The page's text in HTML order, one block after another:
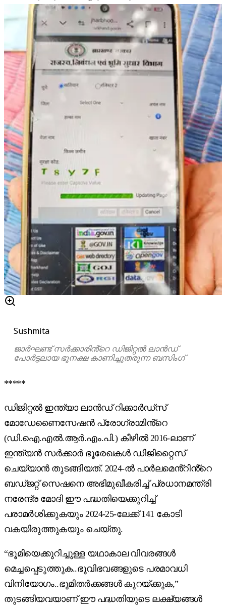
Sushmita
ജാർഘണ്ട് സർക്കാരിൻ്റെ ഡിജിറ്റൽ ലാൻഡ്
പോർട്ടലായ ഭൂനക്ഷ കാണിച്ചുതരുന്ന ബസിംഗ്
*****
ഡിജിറ്റൽ ഇന്ത്യാ ലാൻഡ് റിക്കാർഡ്സ്
മോഡേണൈസേഷൻ പ്രോഗ്രാമിൻ്റെ
(ഡി.ഐ.എൽ.ആർ.എം.പി.) കീഴിൽ 2016-ലാണ്
ഇന്ത്യൻ സർക്കാർ ഭൂരേഖകൾ ഡിജിറ്റൈസ്
ചെയ്യാൻ തുടങ്ങിയത്. 2024-ൽ പാർലമെൻ്റിൻ്റെ
ബഡ്ജറ്റ് സെഷനെ അഭിമുഖീകരിച്ച് പ്രധാനമന്ത്രി
നരേന്ദ്ര മോദി ഈ പദ്ധതിയെക്കുറിച്ച്
പരാമർശിക്കുകയും 2024-25-ലേക്ക് 141 കോടി
വകയിരുത്തുകയും ചെയ്തു.
“ഭൂമിയെക്കുറിച്ചുള്ള യഥാകാല വിവരങ്ങൾ
മെച്ചപ്പെടുത്തുക..ഭൂവിഭവങ്ങളുടെ പരമാവധി
വിനിയോഗം..ഭൂമിതർക്കങ്ങൾ കുറയ്ക്കുക,”
തുടങ്ങിയവയാണ് ഈ പദ്ധതിയുടെ ലക്ഷ്യങ്ങൾ